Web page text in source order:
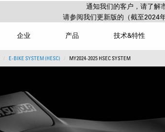
通知我们的客户，请了解
请参阅我们更新版的（截至2024
企业 产品 技术&特性
E-BIKE SYSTEM (HESC) MY2024-2025 HSEC SYSTEM